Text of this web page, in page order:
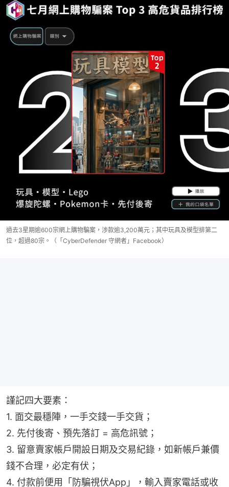
過去3星期逾600宗網上購物騙案，涉款逾3,200萬元；其中玩具及模型排第二
位，超過80宗。（「CyberDefender 守網者」Facebook）
謹記四大要素：
1. 面交最穩陣，一手交錢一手交貨；
2. 先付後寄、預先落訂 = 高危訊號；
3. 留意賣家帳戶開設日期及交易紀錄，如新帳戶兼價
錢不合理，必定有伏；
4. 付款前便用「防騙視伏App」，輸入賣家電話或收